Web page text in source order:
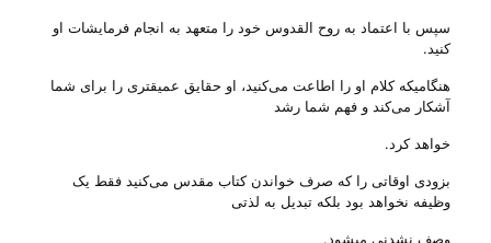
سپس با اعتماد به روح القدوس خود را متعهد به انجام فرمایشات او
کنید.
هنگامیکه کلام او را اطاعت می‌کنید، او حقایق عمیقتری را برای شما
آشکار می‌کند و فهم شما رشد
خواهد کرد.
بزودی اوقاتی را که صرف خواندن کتاب مقدس می‌کنید فقط یک
وظیفه نخواهد بود بلکه تبدیل به لذتی
وصف نشدنی‌ میشود.